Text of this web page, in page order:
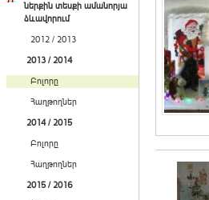
ներքին տեսքի ամանորյա
ձևավորում
2012 / 2013
2013 / 2014
Բոլորը
Հաղթողներ
2014 / 2015
Բոլորը
Հաղթողներ
2015 / 2016